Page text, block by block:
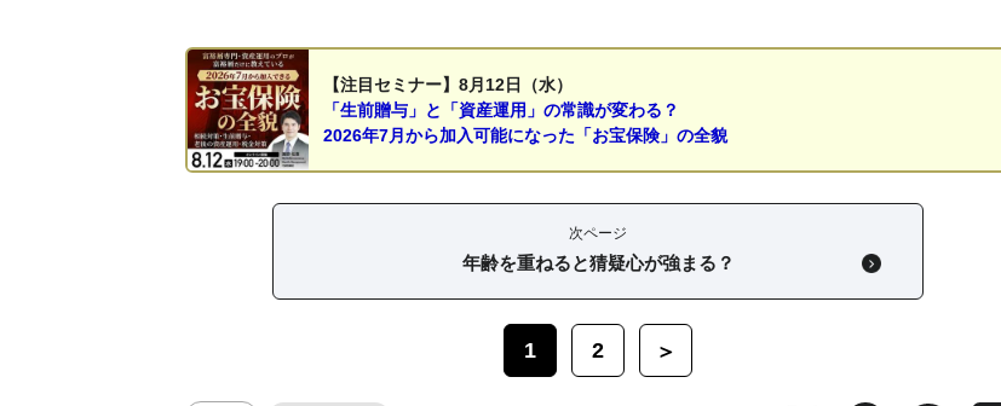
【注目セミナー】8月12日（水）
「生前贈与」と「資産運用」の常識が変わる？
2026年7月から加入可能になった「お宝保険」の全貌
次ページ
年齢を重ねると猜疑心が強まる？
1 2 ＞